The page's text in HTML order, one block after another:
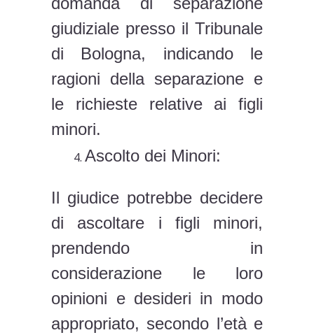
giudiziale presso il Tribunale
di Bologna, indicando le
ragioni della separazione e
le richieste relative ai figli
minori.
Ascolto dei Minori:
Il giudice potrebbe decidere
di ascoltare i figli minori,
prendendo in
considerazione le loro
opinioni e desideri in modo
appropriato, secondo l’età e